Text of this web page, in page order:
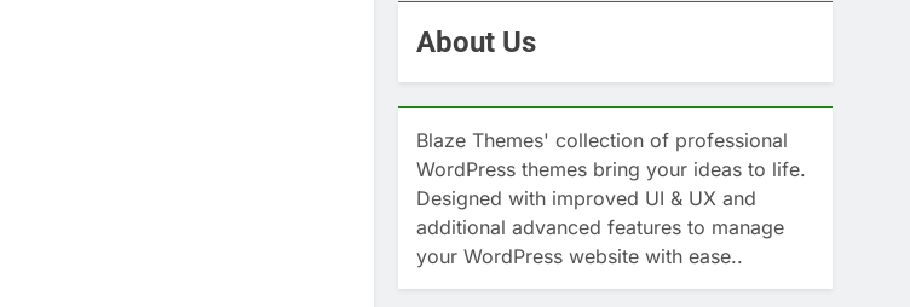
About Us
Blaze Themes' collection of professional
WordPress themes bring your ideas to life.
Designed with improved UI & UX and
additional advanced features to manage
your WordPress website with ease..